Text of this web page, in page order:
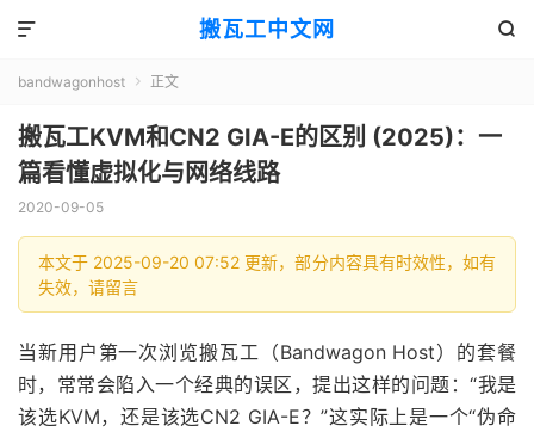
搬瓦工中文网 

bandwagonhost  正文
搬瓦工KVM和CN2 GIA-E的区别 (2025)：一
篇看懂虚拟化与网络线路
2020-09-05
本文于 2025-09-20 07:52 更新，部分内容具有时效性，如有
失效，请留言
当新用户第一次浏览搬瓦工（Bandwagon Host）的套餐
时，常常会陷入一个经典的误区，提出这样的问题：“我是
该选KVM，还是该选CN2 GIA-E？”这实际上是一个“伪命